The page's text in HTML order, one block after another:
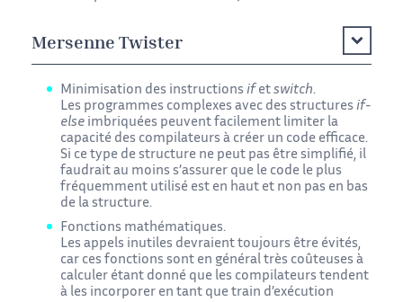
Mersenne Twister
Minimisation des instructions ifet switch.
Les programmes complexes avec des structures if-
else imbriquées peuvent facilement limiter la
capacité des compilateurs à créer un code efficace.
Si ce type de structure ne peut pas être simplifié, il
faudrait au moins s’assurer que le code le plus
fréquemment utilisé est en haut et non pas en bas
de la structure.
Fonctions mathématiques.
Les appels inutiles devraient toujours être évités,
car ces fonctions sont en général très coûteuses à
calculer étant donné que les compilateurs tendent
à les incorporer en tant que train d’exécution